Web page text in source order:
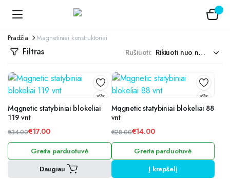
Pradžia Magnetiniai konstruktoriai
Filtras Rūšiuoti:
Mqgnetic statybiniai blokeliai
119 vnt
€34.00
Original
was:
€17.00
Current
is:
Greita parduotuvė
Daugiau
Mqgnetic statybiniai blokeliai 88
vnt
€28.00
Original
was:
€28.00.
€14.00
Current
is:
€14.00.
Greita parduotuvė
Į krepšelį